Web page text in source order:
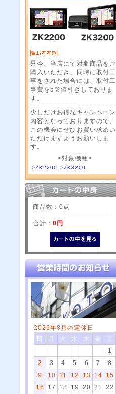
只今、当店にて対象商品をご
購入いただき、同時に取付工
事をされた場合には、取付工
事費を5％値引きしておりま
す。
少しだけお得なキャンペーン
内容となっておりますので、
この機会にぜひお買い求めい
ただけますようお願いしま
す。
<対象機種>
>ZK2200 >ZK3200
商品数：0点
合計： 0円
2026年8月の定休日
日
月 火 水 木 金
土
1
2
3 4 5 6 7
8
9
10 11 12 13 14
15
16
17 18 19 20 21
22